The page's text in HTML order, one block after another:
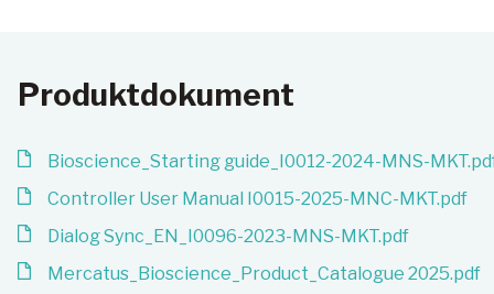
Produktdokument
Bioscience_Starting guide_I0012-2024-MNS-
Controller User Manual I0015-2025-MNC-MKT.pdf
Dialog Sync_EN_I0096-2023-MNS-MKT.pdf
Mercatus_Bioscience_Product_Catalogue 2025.pdf